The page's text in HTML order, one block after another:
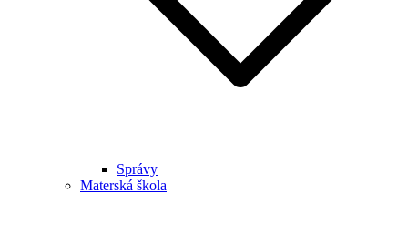
Správy
Materská škola